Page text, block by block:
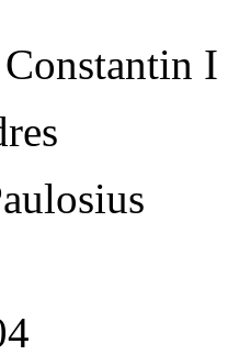
Constantin I